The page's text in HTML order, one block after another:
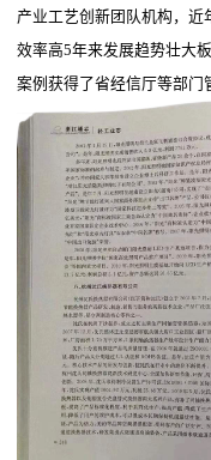
产业工艺创新团队机构，近
效率高5年来发展趋势壮大
案例获得了省经信厅等部门